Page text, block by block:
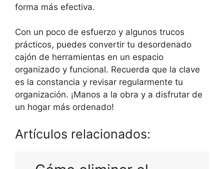
forma más efectiva.
Con un poco de esfuerzo y algunos trucos
prácticos, puedes convertir tu desordenado
cajón de herramientas en un espacio
organizado y funcional. Recuerda que la clave
es la constancia y revisar regularmente tu
organización. ¡Manos a la obra y a disfrutar de
un hogar más ordenado!
Artículos relacionados: